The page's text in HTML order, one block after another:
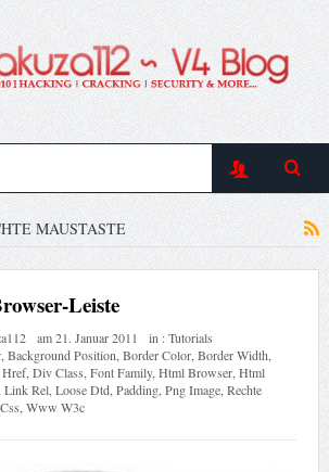
MAUSTASTE
Leiste
am21. Januar 2011 in :Tutorials
, Background Position Border Color, Border Width
Href, Div Class Font Family, Html Browser, Html
Link Rel, Loose Dtd, Padding, Png Image, Rechte
Www W3c